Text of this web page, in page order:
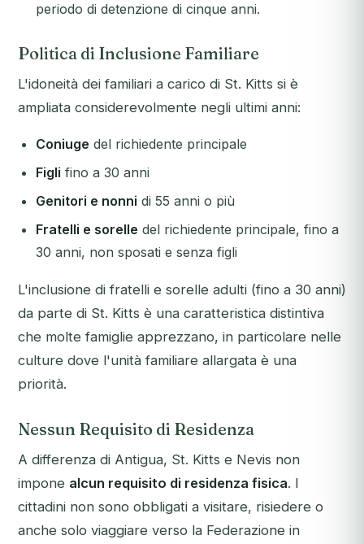
periodo di detenzione di cinque anni.
Politica di Inclusione Familiare
L'idoneità dei familiari a carico di St. Kitts si è
ampliata considerevolmente negli ultimi anni:
Coniuge del richiedente principale
Figli fino a 30 anni
Genitori e nonni di 55 anni o più
Fratelli e sorelle del richiedente principale, fino a
30 anni, non sposati e senza figli
L'inclusione di fratelli e sorelle adulti (fino a 30 anni)
da parte di St. Kitts è una caratteristica distintiva
che molte famiglie apprezzano, in particolare nelle
culture dove l'unità familiare allargata è una
priorità.
Nessun Requisito di Residenza
A differenza di Antigua, St. Kitts e Nevis non
impone alcun requisito di residenza fisica. I
cittadini non sono obbligati a visitare, risiedere o
anche solo viaggiare verso la Federazione in